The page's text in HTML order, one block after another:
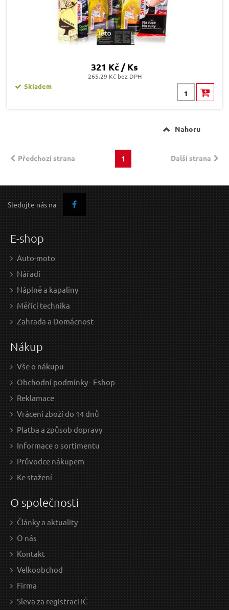
321 Kč / Ks
265.29 Kč bez DPH
Skladem
Nahoru
Předchozí strana Další strana
1
Sledujte nás na
E-shop
Auto-moto
Nářadí
Náplně a kapaliny
Měřící technika
Zahrada a Domácnost
Nákup
Vše o nákupu
Obchodní podmínky - Eshop
Reklamace
Vrácení zboží do 14 dnů
Platba a způsob dopravy
Informace o sortimentu
Průvodce nákupem
Ke stažení
O společnosti
Články a aktuality
O nás
Kontakt
Velkoobchod
Firma
Sleva za registraci IČ